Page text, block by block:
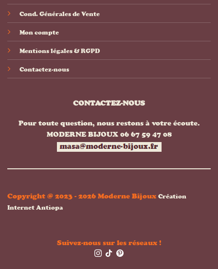
Cond. Générales de Vente
Mon compte
Mentions légales & RGPD
Contactez-nous
CONTACTEZ-NOUS
Pour toute question, nous restons à votre écoute.
MODERNE BIJOUX 06 67 59 47 08
Copyright @ 2023 - 2026 Moderne Bijoux Création
Internet Antiopa
Suivez-nous sur les réseaux !